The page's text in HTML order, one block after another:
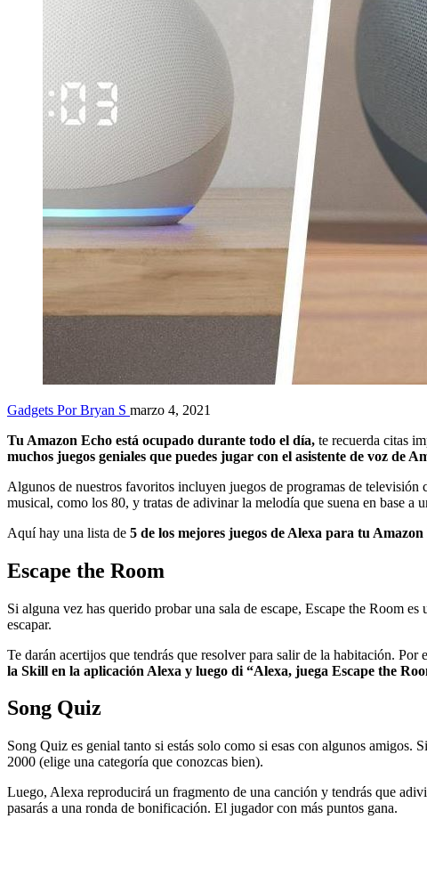
Gadgets Por Bryan S marzo 4, 2021
Tu Amazon Echo está ocupado durante todo el día, te recuerda citas
muchos juegos geniales que puedes jugar con el asistente de voz de
Algunos de nuestros favoritos incluyen juegos de programas de televisión
musical, como los 80, y tratas de adivinar la melodía que suena en base a
Aquí hay una lista de 5 de los mejores juegos de Alexa para tu
Escape the Room
Si alguna vez has querido probar una sala de escape, Escape the Room
escapar.
Te darán acertijos que tendrás que resolver para salir de la habitación.
la Skill en la aplicación Alexa y luego di “Alexa, juega Escape the
Song Quiz
Song Quiz es genial tanto si estás solo como si esas con algunos
2000 (elige una categoría que conozcas bien).
Luego, Alexa reproducirá un fragmento de una canción y tendrás que
pasarás a una ronda de bonificación. El jugador con más puntos gana.